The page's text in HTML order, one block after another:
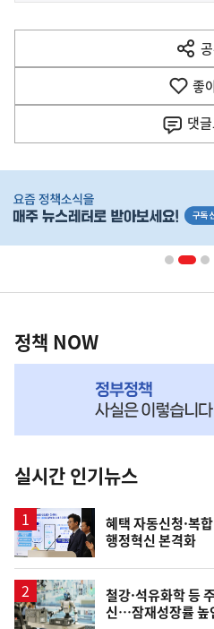
다
음
열
기
좋
댓글
단
영
책
NOW,
뉴
스
정책 NOW
실시간 인기뉴스
혜택 자동신청·복
행정혁신 본격화
철강·석유화학 등
신…잠재성장률 높